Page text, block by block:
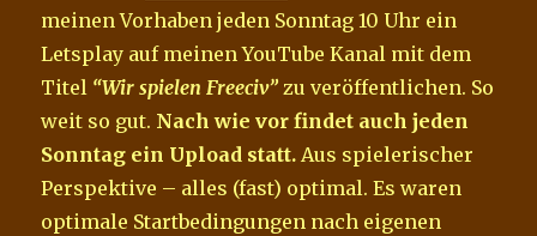
meinen Vorhaben jeden Sonntag 10 Uhr ein
Letsplay auf meinen YouTube Kanal mit dem
Titel “Wir spielen Freeciv” zu veröffentlichen. So
weit so gut. Nach wie vor findet auch jeden
Sonntag ein Upload statt. Aus spielerischer
Perspektive – alles (fast) optimal. Es waren
optimale Startbedingungen nach eigenen